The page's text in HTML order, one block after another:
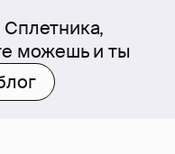
Сплетника,
можешь и ты